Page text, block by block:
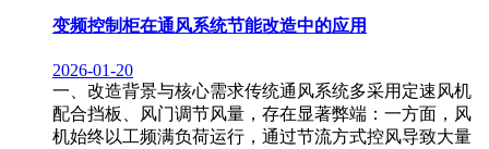
变频控制柜在通风系统节能改造中的应用
2026-01-20
一、改造背景与核心需求传统通风系统多采用定速风机
配合挡板、风门调节风量，存在显著弊端：一方面，风
机始终以工频满负荷运行，通过节流方式控风导致大量